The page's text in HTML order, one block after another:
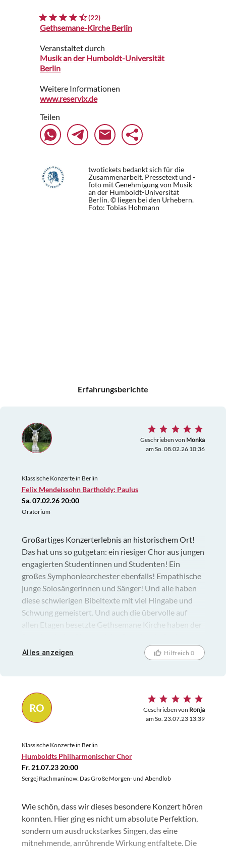
(22)
Gethsemane-Kirche Berlin
Veranstaltet durch
Musik an der Humboldt-Universität
Berlin
Weitere Informationen
www.reservix.de
Teilen
twotickets bedankt sich für die
Zusammenarbeit. Pressetext und -
foto mit Genehmigung von Musik
an der Humboldt-Universität
Berlin. © liegen bei den Urhebern.
Foto: Tobias Hohmann
Erfahrungsberichte
Geschrieben von Monka
am So. 08.02.26 10:36
Klassische Konzerte in Berlin
Felix Mendelssohn Bartholdy: Paulus
Sa. 07.02.26 20:00
Oratorium
Großartiges Konzerterlebnis an historischem Ort!
Das hat uns so gutgetan: ein riesiger Chor aus jungen
engagierten Studentinnen und Studenten! Ein
großes Symphonieorchester ebenfalls! Empathische
junge Solosängerinnen und Sänger! Und alle haben
diese schwierigen Bibeltexte mit viel Hingabe und
Schwung gemeistert. Und auch die übervolle auf
allen Etagen besetzte Gethsemane Kirche haben der
der HU mitgerissen! Vielen Dank!
Alles anzeigen Hilfreich 0
RO Geschrieben von Ronja
am So. 23.07.23 13:39
Klassische Konzerte in Berlin
Humboldts Philharmonischer Chor
Fr. 21.07.23 20:00
Sergej Rachmaninow: Das Große Morgen- und Abendlob
Wie schön, dass wir dieses besondere Konzert hören
konnten. Hier ging es nicht um absolute Perfektion,
sondern um ausdruckstarkes Singen, das eine
mitnehmende, anrührende Wirkung entfaltete. Die